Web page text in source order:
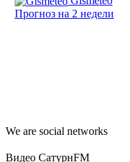
Прогноз на 2 недели
We are social networks
Видео СатурнFM